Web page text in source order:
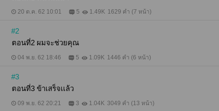
20 ต.ค. 62 10:01 5 1.49K 1629 คำ (7 หน้า)
#2
ตอนที่2 ผมจะช่วยคุณ
04 พ.ย. 62 18:46 5 1.09K 1446 คำ (6 หน้า)
#3
ตอนที่3 ข้าเสร็จเเล้ว
09 พ.ย. 62 20:21 3 1.04K 3049 คำ (13 หน้า)